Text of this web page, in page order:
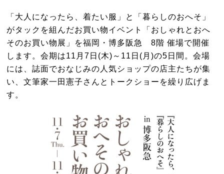
「大人になったら、着たい服」と「暮らしのおへそ」
がタックを組んだお買い物イベント「おしゃれとおへ
そのお買い物展」を福岡・博多阪急 8階 催場で開催
します。会期は11月7日(木)～11日(月)の5日間。会場
には、誌面でおなじみの人気ショップの店主たちが集
い、文筆家一田憲子さんとトークショーを繰り広げま
す。